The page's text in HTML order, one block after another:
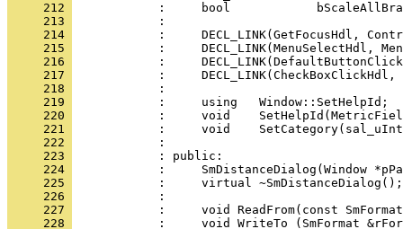
     212
     213
     214
     215
     216
     217
     218
     219
     220
     221
     222
     223
     224
     225
     226
     227
     228